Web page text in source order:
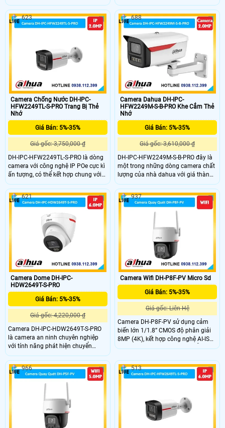
phân giải lên đến 2K ghi hình siêu
nét. ngoài ra camera này còn có
hồng ngoại tầm xa lên đến 100m
đảm bảo an ninh về đêm tuyệt đối.
lan truyền 6000V hỗ trợ thẻ nhớ
512GB tên miền miễn phí
SmartDDNS.TV xem từ xa.
lại chi tiết rõ ràng tích hợp mic thu
âm tiện theo dõi cả hình ảnh lẫn âm
thanh hỗ trợ hồng ngoại ánh sáng
ấm 30m cho màu sắc trung thực
ban đêm cùng AI SMD Plus giảm
báo động giả phân biệt người và xe
hiệu quả
Camera Chống Nước DH-IPC-
HFW2249TL-S-PRO Trang Bị Thẻ
Nhớ
Giá Bán: 5%-35%
Giá gốc: 3,750,000 ₫
DH-IPC-HFW2249TL-S-PRO là dòng
camera với công nghệ IP POe cực kì
ấn tượng, có thể kết hợp chung với
NVR, tích hợp micro thu âm và có
thể hoạt động độc lập nhờ khe cắm
thẻ nhớ 256GB, trang bị đèn Led
giúp nhìn có màu vào ban đêm với
khoảng cách 50m
623
Camera Dahua DH-IPC-
HFW2249M-S-B-PRO Khe Cắm Thẻ
Nhớ
Giá Bán: 5%-35%
Giá gốc: 3,610,000 ₫
DH-IPC-HFW2249M-S-B-PRO đây là
một trong những dòng camera chất
lượng của nhà dahua với giá thành
rẻ kèm theo đấy là chất lượng cao,
mang lại khả năng phân biệt người
và xem tích hợp micro giúp thu
được âm thanh cùng với hình ảnh
một cách dễ dàng
688
Camera Dome DH-IPC-
HDW2649T-S-PRO
Giá Bán: 5%-35%
Giá gốc: 4,220,000 ₫
Camera DH-IPC-HDW2649T-S-PRO
là camera an ninh chuyên nghiệp
với tính năng phát hiện chuyển
động người sử dụng cảm biến AI.
Được cấp nguồn qua POE, camera
sử dụng công nghệ ánh sáng kép để
giám sát ban đêm, mang lại hình
ảnh sắc nét đến Ultra 4k lite. Với khả
năng chống ngược sáng DWDR
621
Camera Wifi DH-P8F-PV Micro Sd
Giá Bán: 5%-35%
Giá gốc: Liên Hệ
Camera DH-P8F-PV sử dụng cảm
biến lớn 1/1.8” CMOS độ phân giải
8MP (4K), kết hợp công nghệ AI-ISP
cho hình ảnh rõ nét cả ngày lẫn
dõi đối tượng (Auto Tracking), phát
hiện người và phương tiện, cùng
cảnh báo bằng còi hú và đèn chớp
937
966 513